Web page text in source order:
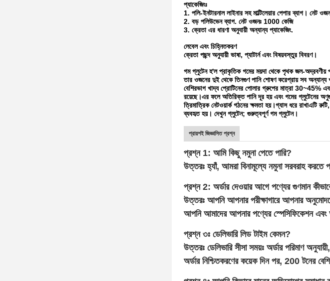
প্যাকেজিংঃ
1. পলি-ইনটারনাল লাইনার সহ মাল্টিলেয়ার পেপার ব্যাগ। নেট
2. বড় পলিউভেন ব্যাগ. নেট ওজনঃ 1000 কেজি
3. ক্রেতা এর ধারণা অনুযায়ী অন্যান্য প্যাকেজিং.
লেবেল এবং চিহ্নিতকরণ
ক্রেতা পছন্দ অনুযায়ী ভাষা, প্যাটার্ন এবং বিষয়বস্তুর বিবরণ।
গম গ্লুটেন হ'ল প্রাকৃতিক গমের ময়দা থেকে পৃথক জল-
তার ওজনের দুই থেকে তিনগুণ পানি শোষণ করেপ্রায় সব অন্যান্য
বেশিরভাগ খাদ্য প্রোটিনের পোলার গ্রুপের মাত্রা 30~45%
রয়েছে।এর ফলে অতিরিক্ত পানি দূর হয় এবং গমের গ্লুটেনের
ত্রিমাত্রিক নেটওয়ার্ক গঠনের ক্ষমতা হয়।গ্যাস ধরে রাখাএটি
ব্যবহৃত হয়। দেখুন গ্লুটেন; গুরুত্বপূর্ণ গম গ্লুটেন।
প্রায়শই জিজ্ঞাসিত প্রশ্ন
প্রশ্ন 1: আমি কিছু নমুনা পেতে পারি?
উত্তরঃ হ্যাঁ, আমরা বিনামূল্যে নমুনা সরবরাহ করতে
প্রশ্ন 2: অর্ডার দেওয়ার আগে পণ্যের গুণমান
উত্তরঃ আপনি আপনার পরীক্ষাগারে আপনার
আপনি আমাদের আপনার পণ্যের স্পেসিফিকেশন
প্রশ্ন ৩ঃ ডেলিভারি লিড টাইম কেমন?
উত্তরঃ ডেলিভারি সীসা সময়ঃ অর্ডার পরিমাণ
অর্ডার নিশ্চিতকরণের কয়েক দিন পর, 200 টনের